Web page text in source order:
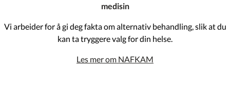
medisin
Vi arbeider for å gi deg fakta om alternativ behandling, slik at du
kan ta tryggere valg for din helse.
Les mer om NAFKAM